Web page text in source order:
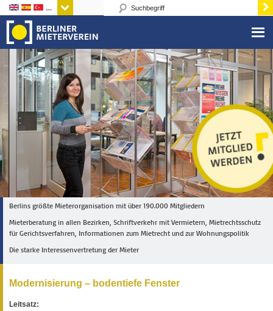
Sprachen
Berlins größte Mieterorganisation mit über 190.000 Mitgliedern
Mieterberatung in allen Bezirken, Schriftverkehr mit Vermietern, Mietrechtsschutz
für Gerichtsverfahren, Informationen zum Mietrecht und zur Wohnungspolitik
Die starke Interessenvertretung der Mieter
Modernisierung – bodentiefe Fenster
Leitsatz: